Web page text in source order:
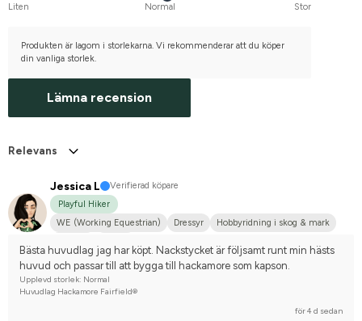
Liten Normal Stor
Produkten är lagom i storlekarna. Vi rekommenderar att du köper
din vanliga storlek.
Lämna recension
Relevans
Jessica L
Verifierad köpare
Playful Hiker
WE (Working Equestrian)
Dressyr
Hobbyridning i skog & mark
Bästa huvudlag jag har köpt. Nackstycket är följsamt runt min hästs
huvud och passar till att bygga till hackamore som kapson.
Upplevd storlek: Normal
Huvudlag Hackamore Fairfield®
för 4 d sedan